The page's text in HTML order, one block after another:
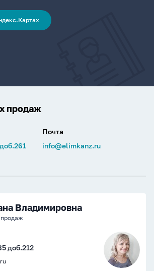
продаж
Почта
info@elimkanz.ru
Владимировна
доб.212